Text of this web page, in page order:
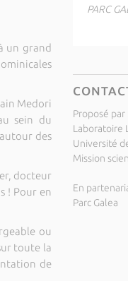
un grand
Medori
sein du
des
docteur
! Pour en
ou
toute la
de
PARC
Proposé par
Laboratoire
Université
Mission
En
Parc Galea